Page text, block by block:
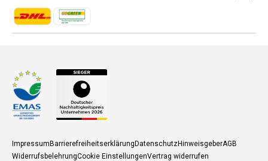
Zahlungsmethoden
Zahlungsmethoden
ImpressumBarrierefreiheitserklärungDatenschutzHinweisgeberAGB
WiderrufsbelehrungCookie EinstellungenVertrag widerrufen